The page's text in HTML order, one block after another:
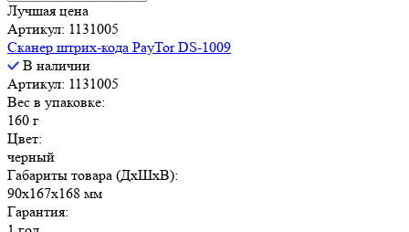
Лучшая цена
Артикул: 1131005
Сканер штрих-кода PayTor DS-1009
В наличии
Артикул: 1131005
Вес в упаковке:
160 г
Цвет:
черный
Габариты товара (ДxШxВ):
90x167x168 мм
Гарантия: